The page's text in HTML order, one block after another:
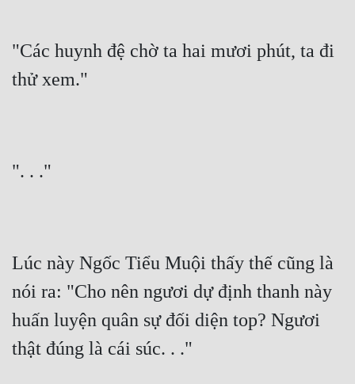
"Các huynh đệ chờ ta hai mươi phút, ta đi
thử xem."
". . ."
Lúc này Ngốc Tiểu Muội thấy thế cũng là
nói ra: "Cho nên ngươi dự định thanh này
huấn luyện quân sự đối diện top? Ngươi
thật đúng là cái súc. . ."